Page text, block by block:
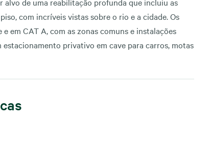
com incríveis vistas sobre o rio e a cidade. Os
em CAT A, com as zonas comuns e instalações
privativo em cave para carros, motas